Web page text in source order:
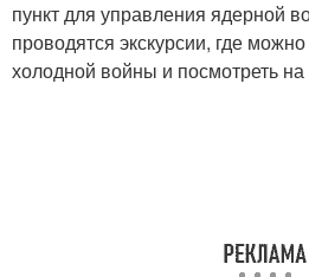
пункт для управления ядерной
проводятся экскурсии, где
холодной войны и посмотреть